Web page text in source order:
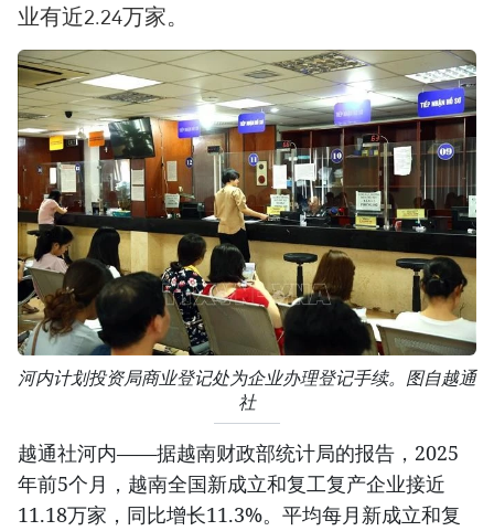
业有近2.24万家。
河内计划投资局商业登记处为企业办理登记手续。图自越通
社
越通社河内——据越南财政部统计局的报告，2025
年前5个月，越南全国新成立和复工复产企业接近
11.18万家，同比增长11.3%。平均每月新成立和复